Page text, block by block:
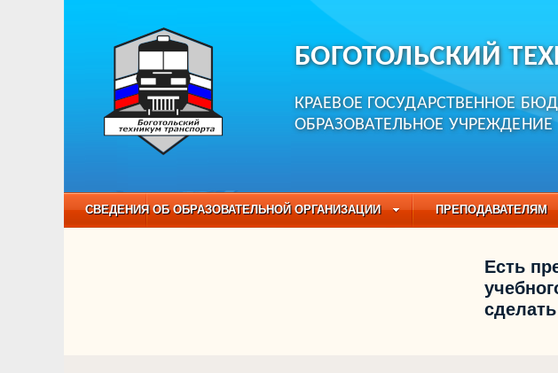
БОГОТОЛЬСКИЙ
КРАЕВОЕ ГОСУДАРСТВЕННОЕ
ОБРАЗОВАТЕЛЬНОЕ УЧРЕЖДЕНИЕ
СВЕДЕНИЯ ОБ ОБРАЗОВАТЕЛЬНОЙ ОРГАНИЗАЦИИ ПРЕПОДАВАТЕЛЯМ
НАБОР ОБУЧАЮЩИХСЯ НА 2021-
Есть